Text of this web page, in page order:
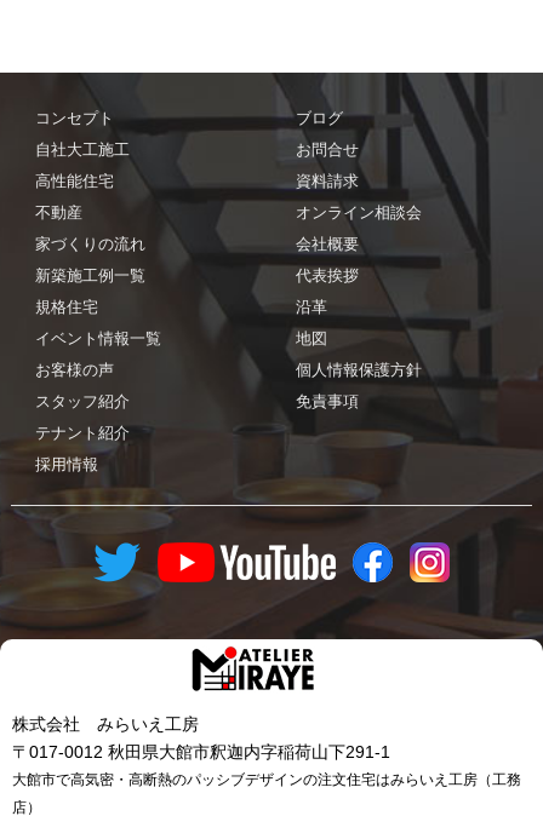
コンセプト
自社大工施工
高性能住宅
不動産
家づくりの流れ
新築施工例一覧
規格住宅
イベント情報一覧
お客様の声
スタッフ紹介
テナント紹介
採用情報
ブログ
お問合せ
資料請求
オンライン相談会
会社概要
代表挨拶
沿革
地図
個人情報保護方針
免責事項
株式会社 みらいえ工房
〒017-0012 秋田県大館市釈迦内字稲荷山下291-1
大館市で高気密・高断熱のパッシブデザインの注文住宅はみらいえ工房（工務
店）